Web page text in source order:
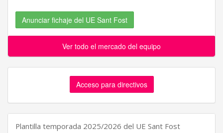
Anunciar fichaje del UE Sant Fost
Ver todo el mercado del equipo
Acceso para directivos
Plantilla temporada 2025/2026 del UE Sant Fost